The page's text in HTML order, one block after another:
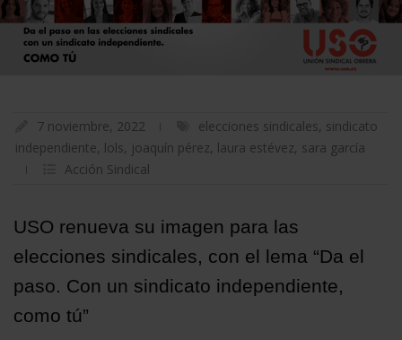
7 noviembre, 2022 elecciones sindicales, sindicato
independiente, lols, joaquín pérez, laura estévez, sara garcía
Acción Sindical
USO renueva su imagen para las
elecciones sindicales, con el lema “Da el
paso. Con un sindicato independiente,
como tú”